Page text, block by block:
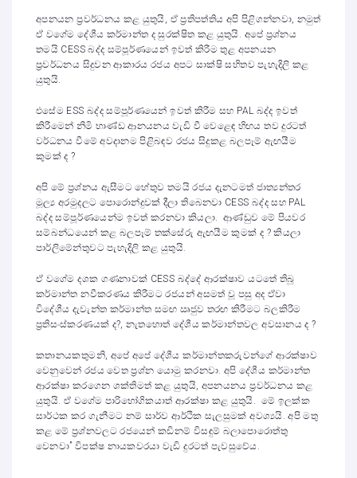
අපනයන ප්‍රවර්ධනය කළ යුතුයි, ඒ ප්‍රතිපත්තිය අපි පිළිගන්නවා, නමුත්
ඒ වගේම දේශීය කර්මාන්ත ද සුරක්ෂිත කළ යුතුයි. අපේ ප්‍රශ්නය
තමයි CESS බද්ද සම්පූර්ණයෙන් ඉවත් කිරීම තුළ අපනයන
ප්‍රවර්ධනය සිදුවන ආකාරය රජය අපට සාක්ෂි සහිතව පැහැදිලි කළ
යුතුයි.
එසේම ESS බද්ද සම්පූර්ණයෙන් ඉවත් කිරීම සහ PAL බද්ද ඉවත්
කිරීමෙන් නිමි භාණ්ඩ ආනයනය වැඩි වී වෙළෙඳ හිඟය තව දුරටත්
වර්ධනය වීමේ අවදානම පිළිබඳව රජය සිදුකළ බලපෑම් ඇඟයීම
කුමක් ද ?
අපි මේ ප්‍රශ්නය ඇසීමට හේතුව තමයි රජය දැනටමත් ජාත්‍යන්තර
මූල්‍ය අරමුදලට පොරොන්දුවක් දීලා තිබෙනවා CESS බද්ද සහ PAL
බද්ද සම්පූර්ණයෙන්ම ඉවත් කරනවා කියලා. ආණ්ඩුව මේ පියවර
සම්බන්ධයෙන් කළ බලපෑම් තක්සේරු ඇඟයීම කුමක් ද ? කියලා
පාර්ලිමේන්තුවට පැහැදිලි කළ යුතුයි.
ඒ වගේම දශක ගණනාවක් CESS බද්දේ ආරක්ෂාව යටතේ තිබූ
කර්මාන්ත නවීකරණය කිරීමට රජයන් අසමත් වූ පසු අද ඒවා
විදේශීය දැවැන්ත කර්මාන්ත සමඟ ඍජුව තරඟ කිරීමට බලකිරීම
ප්‍රතිසංස්කරණයක් ද?, නැතහොත් දේශීය කර්මාන්තවල අවසානය ද ?
කතානයකතුමනි, අපේ අපේ දේශීය කර්මාන්තකරුවන්ගේ ආරක්ෂාව
වෙනුවෙන් රජය වෙත ප්‍රශ්න යොමු කරනවා. අපි දේශීය කර්මාන්ත
ආරක්ෂා කරගෙන ශක්තිමත් කළ යුතුයි, අපනයනය ප්‍රවර්ධනය කළ
යුතුයි. ඒ වගේම පාරිභෝගිකයාත් ආරක්ෂා කළ යුතුයි. මේ ඉලක්ක
සාර්ථක කර ගැනීමට නම් සාර්ව ආර්ථික සැලසුමක් අවශ්‍යයි. අපි මතු
කළ මේ ප්‍රශ්නවලට රජයෙන් කඩිනම් විසඳුම් බලාපොරොත්තු
වෙනවා” විපක්ෂ නායකවරයා වැඩි දුරටත් පැවසුවේය.